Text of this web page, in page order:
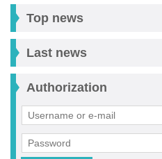
Top news
Last news
Authorization